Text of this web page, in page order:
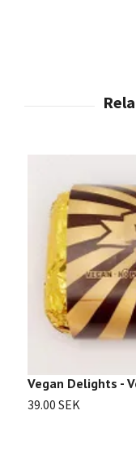
Vegan Delights -
39.00 SEK